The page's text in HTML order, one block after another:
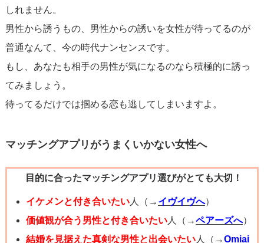
しれません。
男性から誘うもの、男性からの誘いを女性が待ってるのが
普通なんて、今の時代ナンセンスです。
もし、あなたも相手の男性が気になるのなら積極的に誘っ
てみましょう。
待ってるだけでは掴める恋も逃してしまいますよ。
マッチングアプリがうまくいかない女性へ
目的に合ったマッチングアプリ選びがとても大切！
イケメンと付き合いたい人（→ イヴイヴへ）
価値観が合う男性と付き合いたい人（→ペアーズへ）
結婚を見据えた真剣な男性と出会いたい人（→Omiai